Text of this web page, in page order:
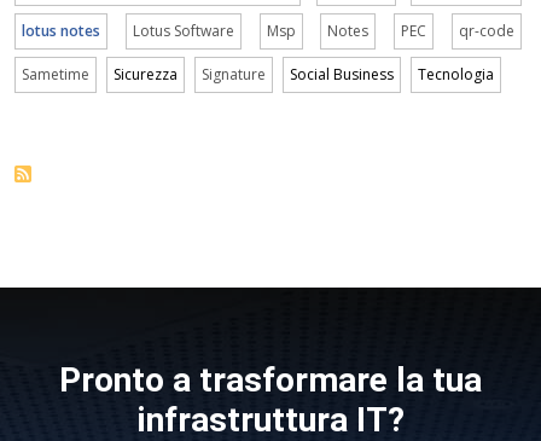
lotus notes Lotus Software Msp Notes PEC qr-code
Sametime Sicurezza Signature Social Business Tecnologia
Pronto a trasformare la tua
infrastruttura IT?